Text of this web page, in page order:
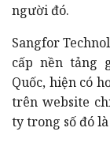
người đó.
Sangfor
cấp nền tảng
Quốc, hiện có
trên website
ty trong số đó